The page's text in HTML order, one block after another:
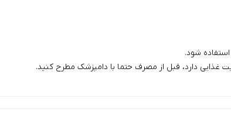
دارد، قبل از مصرف حتما با دامپزشک مطرح کنید.